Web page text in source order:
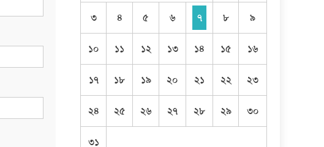
৩ ৪ ৫ ৬ ৭ ৮ ৯
১০ ১১ ১২ ১৩ ১৪ ১৫ ১৬
১৭ ১৮ ১৯ ২০ ২১ ২২ ২৩
২৪ ২৫ ২৬ ২৭ ২৮ ২৯ ৩০
৩১